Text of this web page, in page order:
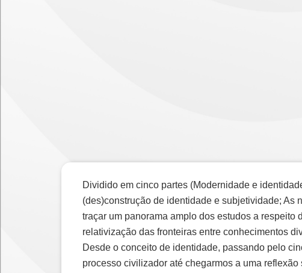
Dividido em cinco partes (Modernidade e
(des)construção de identidade e subjetividade; As
traçar um panorama amplo dos estudos a
relativização das fronteiras entre conhecimentos
Desde o conceito de identidade, passando pelo
processo civilizador até chegarmos a uma